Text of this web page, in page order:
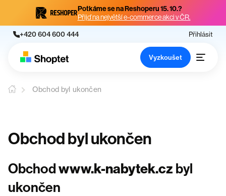
Potkáme se na Reshoperu 15. 10.?
Přijď na největší e-commerce akci v ČR.
+420 604 600 444 Přihlásit
Vyzkoušet
Obchod byl ukončen
Obchod byl ukončen
Obchodwww.k-nabytek.cz byl
ukončen